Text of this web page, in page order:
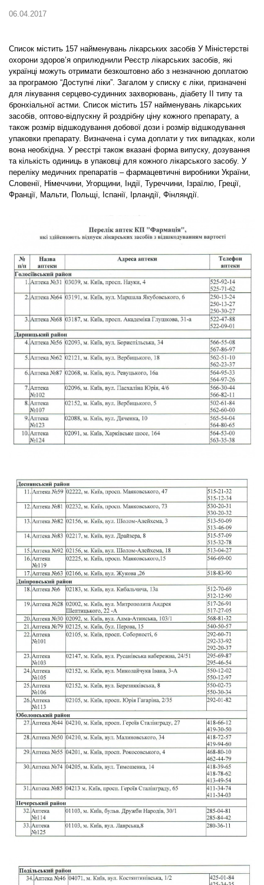
06.04.2017
Список містить 157 найменувань лікарських засобів У Міністерстві
охорони здоров’я оприлюднили Реєстр лікарських засобів, які
українці можуть отримати безкоштовно або з незначною доплатою
за програмою “Доступні ліки”. Загалом у списку є ліки, призначені
для лікування серцево-судинних захворювань, діабету ІІ типу та
бронхіальної астми. Список містить 157 найменувань лікарських
засобів, оптово-відпускну й роздрібну ціну кожного препарату, а
також розмір відшкодування добової дози і розмір відшкодування
упаковки препарату. Визначена і сума доплати у тих випадках, коли
вона необхідна. У реєстрі також вказані форма випуску, дозування
та кількість одиниць в упаковці для кожного лікарського засобу. У
переліку медичних препаратів – фармацевтичні виробники України,
Словенії, Німеччини, Угорщини, Індії, Туреччини, Ізраїлю, Греції,
Франції, Мальти, Польщі, Іспанії, Ірландії, Фінляндії.